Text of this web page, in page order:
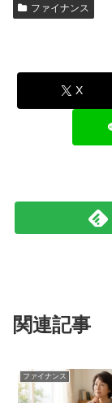
ファイナンス
X
関連記事
ファイナンス